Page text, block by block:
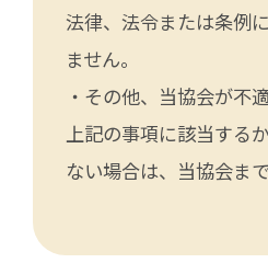
法律、法令または条例
ません。
・その他、当協会が不
上記の事項に該当する
ない場合は、当協会ま